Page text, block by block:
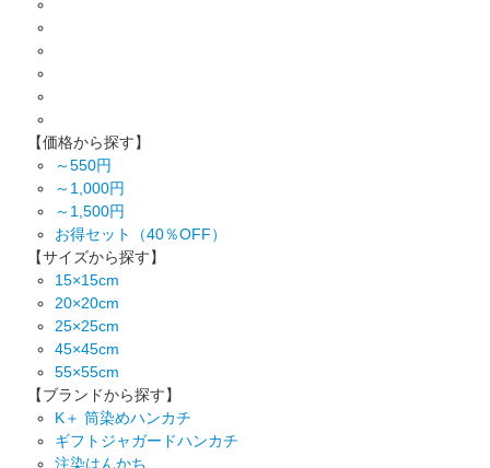
【価格から探す】
～550円
～1,000円
～1,500円
お得セット（40％OFF）
【サイズから探す】
15×15cm
20×20cm
25×25cm
45×45cm
55×55cm
【ブランドから探す】
K＋ 筒染めハンカチ
ギフトジャガードハンカチ
注染はんかち